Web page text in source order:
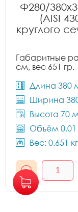
Ф280/
(AISI
круглого
Габаритные
см, вес 651 гр.
Длина 380
Ширина
Высота 70
Объём
Вес: 0.651